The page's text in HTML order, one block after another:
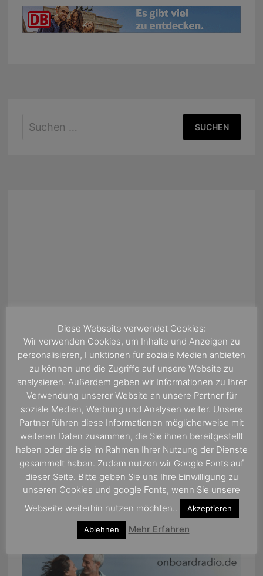
Suchen
Wir freuen uns auf Ihre Empfehlung
Kreuzfahrtreisebüro Onboard Radio
golocal.de - das Portal zum
Bewerten, erleben und dabei sein.
Diese Webseite verwendet Cookies:
Wir verwenden Cookies, um Inhalte und Anzeigen zu
personalisieren, Funktionen für soziale Medien anbieten
zu können und die Zugriffe auf unsere Website zu
analysieren. Außerdem geben wir Informationen zu Ihrer
Verwendung unserer Website an unsere Partner für
soziale Medien, Werbung und Analysen weiter. Unsere
Partner führen diese Informationen möglicherweise mit
weiteren Daten zusammen, die Sie ihnen bereitgestellt
haben oder die sie im Rahmen Ihrer Nutzung der Dienste
gesammelt haben. Zudem nutzen wir Google Fonts auf
dieser Seite. Bitte geben Sie uns Ihre Einwilligung zu
unseren Cookies und google Fonts, wenn Sie unsere
Webseite weiterhin nutzen möchten..
Akzeptieren
Ablehnen Mehr Erfahren